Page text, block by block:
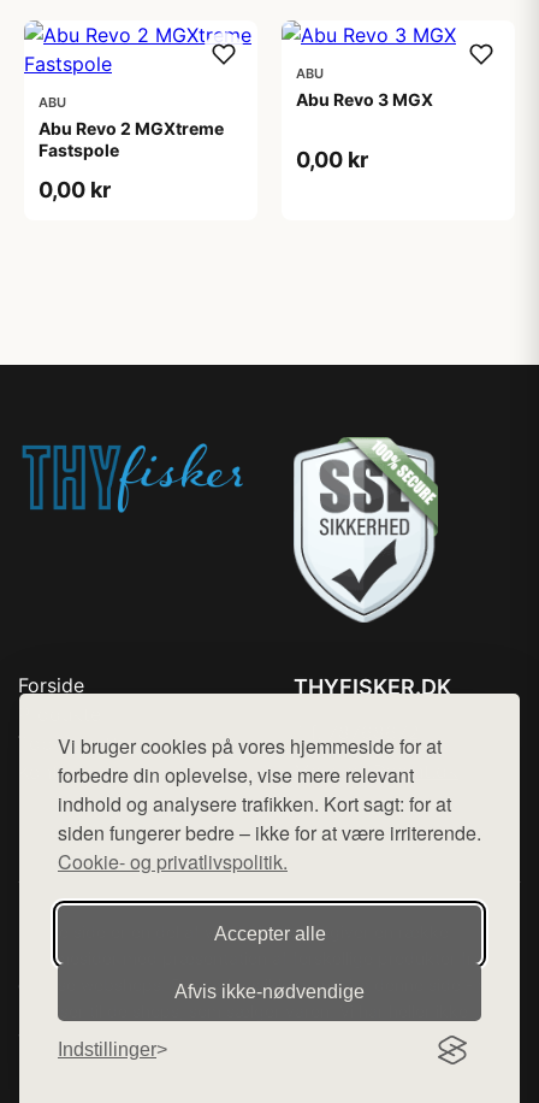
Vi bruger cookies på vores hjemmeside for at
forbedre din oplevelse, vise mere relevant
indhold og analysere trafikken. Kort sagt: for at
siden fungerer bedre – ikke for at være irriterende.
Cookie- og privatlivspolitik.
Accepter alle
Afvis ikke‑nødvendige
Indstillinger
ABU
Abu Revo 2 MGXtreme
Fastspole
0,00 kr
ABU
Abu Revo 3 MGX
0,00 kr
Forside
Top Rabatter
Kontakt
THYFISKER.DK
Mail: hej@want.dk
Cookie- og privatlivspolitik
Denne side er en del af want.dk, der udgiver en række
hjemmesider med præsentation af forskellige produkter fra
diverse webshops. Der sælges ikke varer fra denne side - vi
henviser til de shops, som sælger varen. Vi har heller ikke
varerne på lager.